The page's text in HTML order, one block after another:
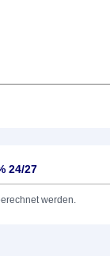
24/27
werden.